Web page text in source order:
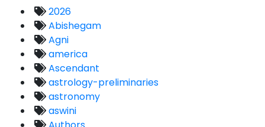
2026
Abishegam
Agni
america
Ascendant
astrology-preliminaries
astronomy
aswini